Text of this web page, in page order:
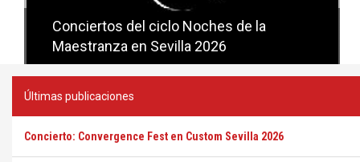
Conciertos del ciclo Candlelight en
Sevilla
Últimas publicaciones
Concierto: Convergence Fest en Custom Sevilla 2026